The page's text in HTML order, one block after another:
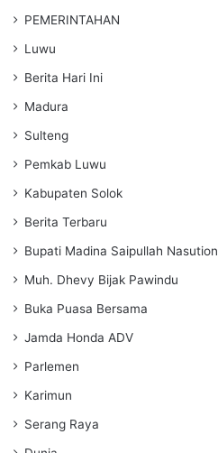
PEMERINTAHAN
Luwu
Berita Hari Ini
Madura
Sulteng
Pemkab Luwu
Kabupaten Solok
Berita Terbaru
Bupati Madina Saipullah Nasution
Muh. Dhevy Bijak Pawindu
Buka Puasa Bersama
Jamda Honda ADV
Parlemen
Karimun
Serang Raya